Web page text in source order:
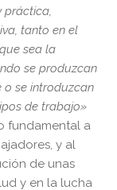
tanto en el
sea la
se produzcan
o se introduzcan
de trabajo»
fundamental a
y al
de unas
y en la lucha